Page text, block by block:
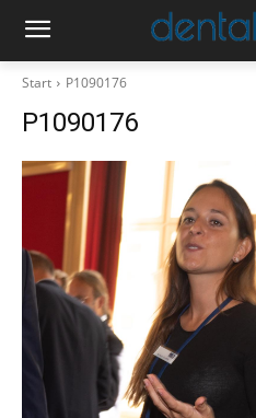
Start P1090176
P1090176